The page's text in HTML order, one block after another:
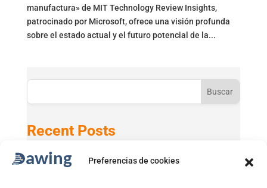
Preferencias de cookies
manufactura» de MIT Technology Review Insights,
patrocinado por Microsoft, ofrece una visión profunda
sobre el estado actual y el futuro potencial de la...
Buscar
Recent Posts
Active Directory 2025 con Windows 11 24H2